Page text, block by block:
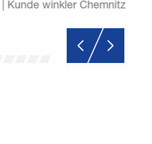
Kunde winkler Chemnitz